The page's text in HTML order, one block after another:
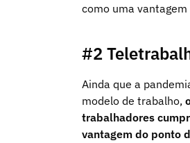
como uma
#2
Ainda que a
modelo de trabalho,
trabalhadores
vantagem do ponto